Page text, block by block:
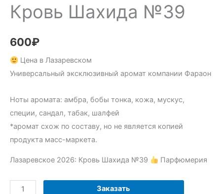
Кровь Шахида №39
600₽
Цена в Лазаревском
Универсальный эксклюзивный аромат компании Фараон
Ноты аромата: амбра, бобы тонка, кожа, мускус,
специи, сандал, табак, шалфей
*аромат схож по составу, но не является копией
продукта масс-маркета.
Лазаревское 2026: Кровь Шахида №39 Парфюмерия
Количество
Заказать